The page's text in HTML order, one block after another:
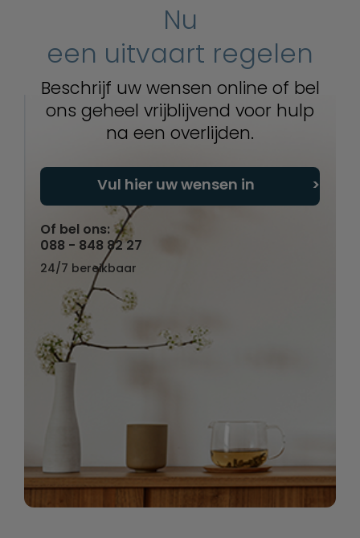
Nu
een uitvaart regelen
Beschrijf uw wensen online of bel
ons geheel vrijblijvend voor hulp
na een overlijden.
Vul hier uw wensen in
Of bel ons:
088 - 848 82 27
24/7 bereikbaar